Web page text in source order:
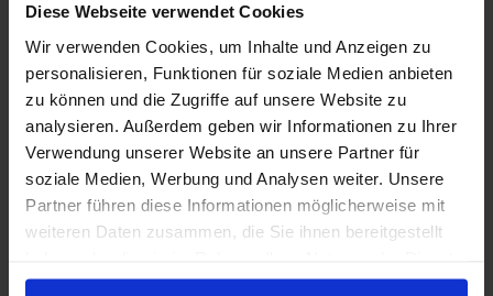
Diese Webseite verwendet Cookies
Wir verwenden Cookies, um Inhalte und Anzeigen zu
personalisieren, Funktionen für soziale Medien anbieten
zu können und die Zugriffe auf unsere Website zu
analysieren. Außerdem geben wir Informationen zu Ihrer
Verwendung unserer Website an unsere Partner für
soziale Medien, Werbung und Analysen weiter. Unsere
Partner führen diese Informationen möglicherweise mit
weiteren Daten zusammen, die Sie ihnen bereitgestellt
gesammelt haben.
schwer mithalten. Service ist
herausragend, aber kaum mehr viel
besser als auf Celebrity. Gleiches gilt
für die Gastronomie.
Schwächen
Der Spa ist zusätzlich zu bezahlen,
die Preise sind völlig überhöht (50
min massage für 160 USD!) Ausflüge
zu astronomischen Preisen (zB Mt.
Bromo von Pogolinggo aus für 340
USD pro Person!) absurd!
Paar
Paar